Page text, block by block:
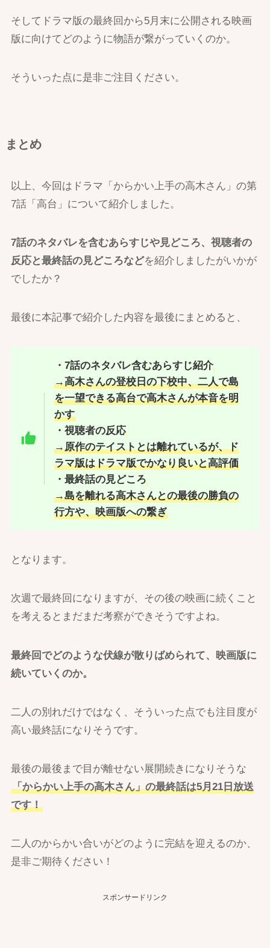
そしてドラマ版の最終回から5月末に公開される映画
版に向けてどのように物語が繋がっていくのか。
そういった点に是非ご注目ください。
まとめ
以上、今回はドラマ「からかい上手の高木さん」の第
7話「高台」について紹介しました。
7話のネタバレを含むあらすじや見どころ、視聴者の
反応と最終話の見どころなどを紹介しましたがいかが
でしたか？
最後に本記事で紹介した内容を最後にまとめると、
・7話のネタバレ含むあらすじ紹介
→高木さんの登校日の下校中、二人で島
を一望できる高台で高木さんが本音を明
かす
・視聴者の反応
→原作のテイストとは離れているが、ド
ラマ版はドラマ版でかなり良いと高評価
・最終話の見どころ
→島を離れる高木さんとの最後の勝負の
行方や、映画版への繋ぎ
となります。
次週で最終回になりますが、その後の映画に続くこと
を考えるとまだまだ考察ができそうですよね。
最終回でどのような伏線が散りばめられて、映画版に
続いていくのか。
二人の別れだけではなく、そういった点でも注目度が
高い最終話になりそうです。
最後の最後まで目が離せない展開続きになりそうな
「からかい上手の高木さん」の最終話は5月21日放送
です！
二人のからかい合いがどのように完結を迎えるのか、
是非ご期待ください！
スポンサードリンク